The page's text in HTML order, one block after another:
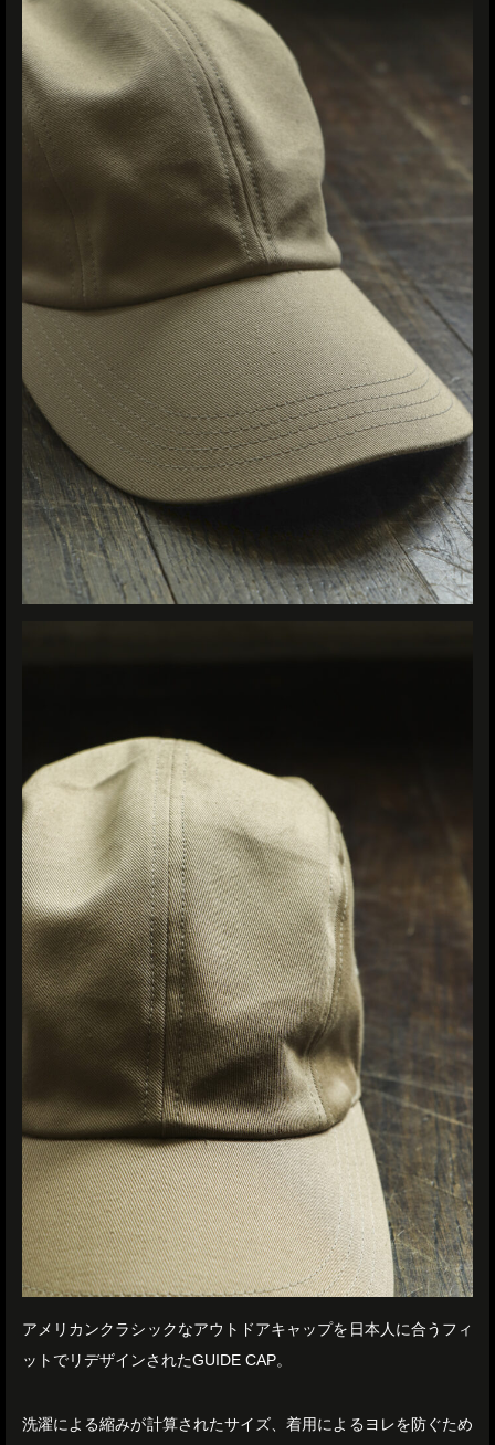
アメリカンクラシックなアウトドアキャップを日本人に合うフィ
ットでリデザインされたGUIDE CAP。
洗濯による縮みが計算されたサイズ、着用によるヨレを防ぐため